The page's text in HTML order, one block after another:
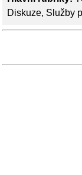
Diskuze, Služby